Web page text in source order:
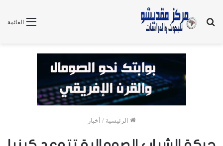
القائمة
بحث
الرئيسية / أخبار